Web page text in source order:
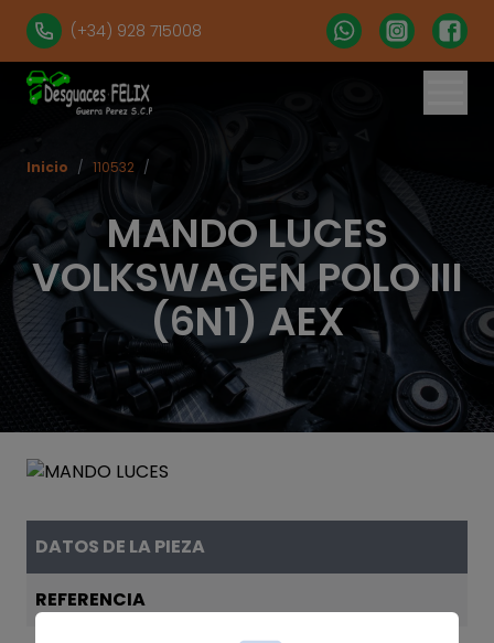
(+34) 928 715008
MANDO LUCES
VOLKSWAGEN POLO III
(6N1) AEX
Inicio / 110532 /
DATOS DE LA PIEZA
REFERENCIA